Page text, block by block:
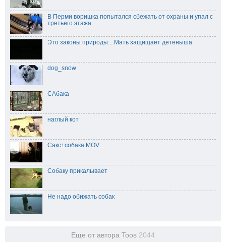
В Перми воришка попытался сбежать от охраны и упал с
третьего этажа.
Это законы природы... Мать защищает детеныша
dog_snow
САбака
наглый кот
Сакс+собака.MOV
Собаку прикалывает
Не надо обижать собак
Еще от автора Toos 2044